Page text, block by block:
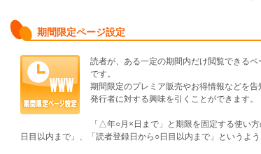
期間限定ページ設定
読者が、ある一定の期間内だけ閲覧できる
です。
期間限定のプレミア販売やお得情報などを
発行者に対する興味を引くことができます。
「△年○月×日まで」と期限を固定する使い
日目以内まで」、「読者登録日から○日目以内まで」というよ